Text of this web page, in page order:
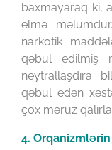
baxmayaraq ki,
elmə
narkotik
qəbul edilmiş
neytrallaşdıra
qəbul edən
çox məruz
4.